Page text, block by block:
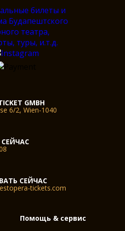
GMBH
6/2, Wien-1040
СЕЙЧАС
tickets.com
Помощь & сервис